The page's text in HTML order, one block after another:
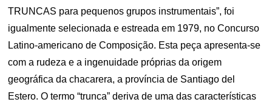
TRUNCAS para pequenos grupos instrumentais”, foi
igualmente selecionada e estreada em 1979, no Concurso
Latino-americano de Composição. Esta peça apresenta-se
com a rudeza e a ingenuidade próprias da origem
geográfica da chacarera, a província de Santiago del
Estero. O termo “trunca” deriva de uma das características